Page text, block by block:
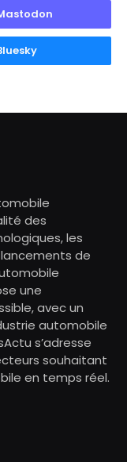
des
les
de
une
avec un
automobile
s’adresse
souhaitant
en temps réel.